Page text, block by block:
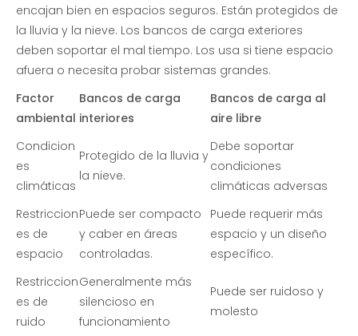
encajan bien en espacios seguros. Están protegidos de
la lluvia y la nieve. Los bancos de carga exteriores
deben soportar el mal tiempo. Los usa si tiene espacio
afuera o necesita probar sistemas grandes.
Factor
ambiental
Bancos de carga
interiores
Bancos de carga al
aire libre
Condicion
es
climáticas
Protegido de la lluvia y
la nieve.
Debe soportar
condiciones
climáticas adversas
Restriccion
es de
espacio
Puede ser compacto
y caber en áreas
controladas.
Puede requerir más
espacio y un diseño
específico.
Restriccion
es de
ruido
Generalmente más
silencioso en
funcionamiento
Puede ser ruidoso y
molesto